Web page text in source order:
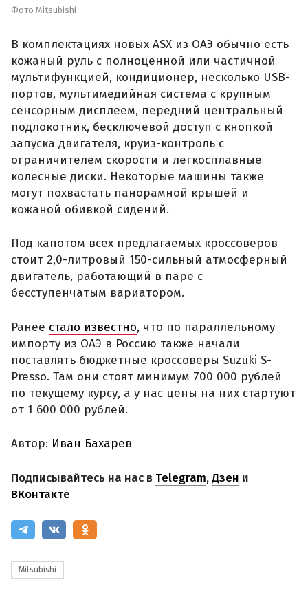
Фото Mitsubishi
В комплектациях новых ASX из ОАЭ обычно есть
кожаный руль с полноценной или частичной
мультифункцией, кондиционер, несколько USB-
портов, мультимедийная система с крупным
сенсорным дисплеем, передний центральный
подлокотник, бесключевой доступ с кнопкой
запуска двигателя, круиз-контроль с
ограничителем скорости и легкосплавные
колесные диски. Некоторые машины также
могут похвастать панорамной крышей и
кожаной обивкой сидений.
Под капотом всех предлагаемых кроссоверов
стоит 2,0-литровый 150-сильный атмосферный
двигатель, работающий в паре с
бесступенчатым вариатором.
Ранее стало известно, что по параллельному
импорту из ОАЭ в Россию также начали
поставлять бюджетные кроссоверы Suzuki S-
Presso. Там они стоят минимум 700 000 рублей
по текущему курсу, а у нас цены на них стартуют
от 1 600 000 рублей.
Автор: Иван Бахарев
Подписывайтесь на нас в Telegram,Дзен и
ВКонтакте
Mitsubishi